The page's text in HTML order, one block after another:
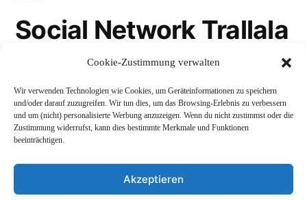
Cookie-Zustimmung verwalten
Wir verwenden Technologien wie Cookies, um Geräteinformationen zu speichern
und/oder darauf zuzugreifen. Wir tun dies, um das Browsing-Erlebnis zu verbessern
und um (nicht) personalisierte Werbung anzuzeigen. Wenn du nicht zustimmst oder die
Zustimmung widerrufst, kann dies bestimmte Merkmale und Funktionen
beeinträchtigen.
Akzeptieren
Social Network Trallala
LinkedIn
Mastodon